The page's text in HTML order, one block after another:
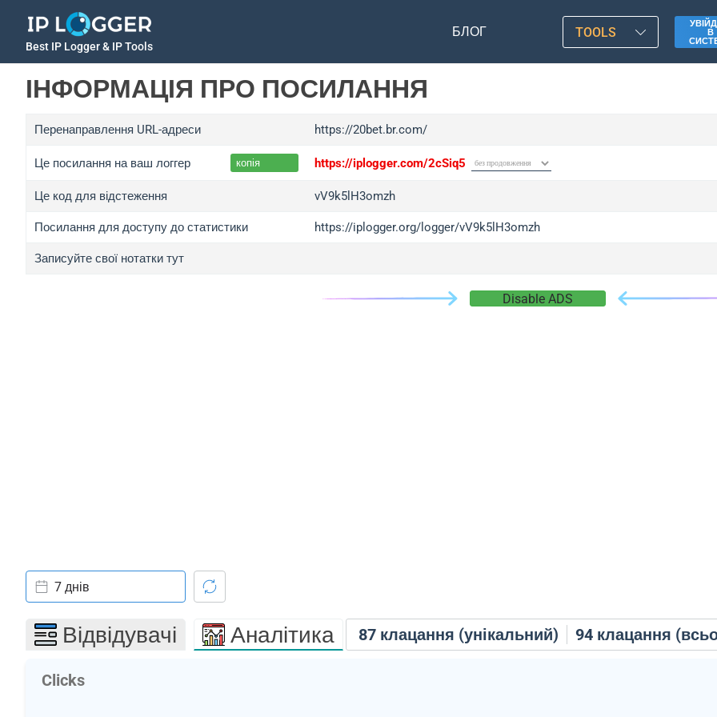
Best IP Logger & IP Tools
БЛОГ TOOLS
В
ІНФОРМАЦІЯ ПРО ПОСИЛАННЯ
Перенаправлення URL-адреси https://20bet.br.com/
Це посилання на ваш логгер копія https://iplogger.com/2cSiq5
Це код для відстеження vV9k5lH3omzh
Посилання для доступу до статистики https://iplogger.org/logger/vV9k5lH3omzh
Записуйте свої нотатки тут
Disable ADS
87 клацання (унікальний) 94 клацання
7 днів
Відвідувачі Аналітика
Clicks